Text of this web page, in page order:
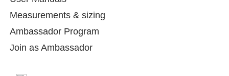
Measurements & sizing
Ambassador Program
Join as Ambassador